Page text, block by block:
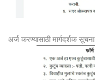
अर्ज करण्यासाठी मार्गदर्शक सूचना